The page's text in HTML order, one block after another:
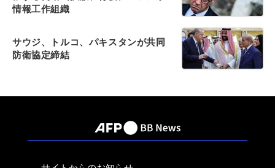
情報工作組織
サウジ、トルコ、パキスタンが共同
防衛協定締結